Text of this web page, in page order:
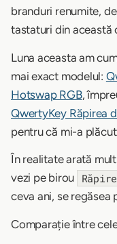
branduri renumite,
tastaturi din această
Luna aceasta am
mai exact modelul:
Hotswap RGB,
QwertyKey Răpirea
pentru că mi-a
În realitate arată
vezi pe birou
ceva ani, se regăsea
Comparație între